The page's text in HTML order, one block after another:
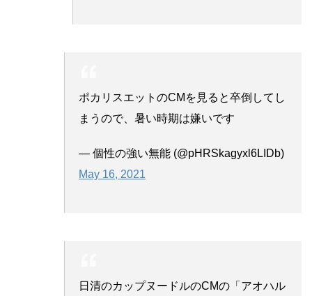
ポカリスエットのCMを見ると卒倒してし
まうので、暑い時期は嫌いです
— 個性の強い無能 (@pHRSkagyxl6LIDb)
May 16, 2021
日清のカップヌードルのCMの「アオハル